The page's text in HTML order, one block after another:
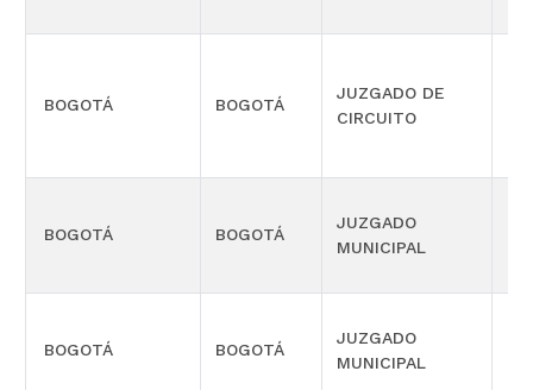
BOGOTÁ BOGOTÁ
JUZGADO DE
CIRCUITO
BOGOTÁ BOGOTÁ
JUZGADO
MUNICIPAL
BOGOTÁ BOGOTÁ
JUZGADO
MUNICIPAL